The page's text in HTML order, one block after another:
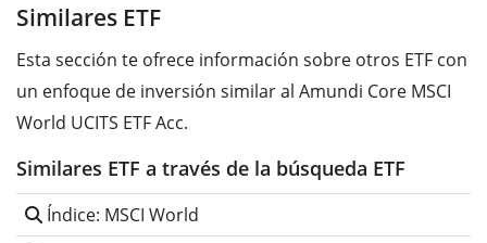
Similares ETF
Esta sección te ofrece información sobre otros ETF con
un enfoque de inversión similar al Amundi Core MSCI
World UCITS ETF Acc.
Similares ETF a través de la búsqueda ETF
Índice: MSCI World